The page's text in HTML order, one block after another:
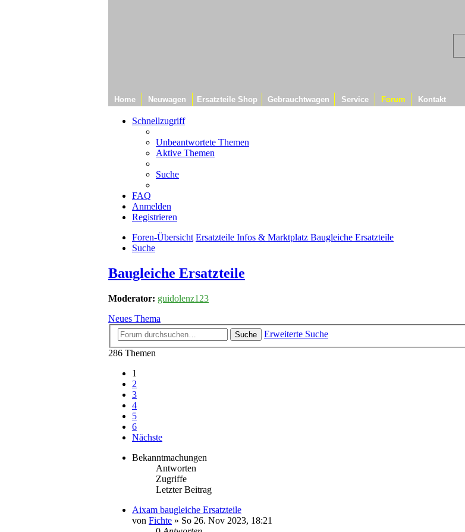
Home Neuwagen Ersatzteile Shop Gebrauchtwagen Service Forum Kontakt
Schnellzugriff
Unbeantwortete Themen
Aktive Themen
Suche
FAQ
Anmelden
Registrieren
Foren-Übersicht Ersatzteile Infos & Marktplatz Baugleiche Ersatzteile
Suche
Baugleiche Ersatzteile
Moderator: guidolenz123
Neues Thema
Suche
Erweiterte Suche
286 Themen
1
2
3
4
5
6
Nächste
Bekanntmachungen
Antworten
Zugriffe
Letzter Beitrag
Aixam baugleiche Ersatzteile
von Fichte » So 26. Nov 2023, 18:21